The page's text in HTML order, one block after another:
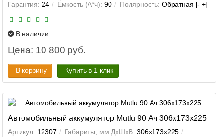
Гарантия: 24 Ёмкость (А*ч): 90 Полярность: Обратная [- +]
В наличии
Цена: 10 800 руб.
В корзину Купить в 1 клик
Автомобильный аккумулятор Mutlu 90 Ач 306x173x225
Артикул: 12307 Габариты, мм ДхШхВ: 306x173x225